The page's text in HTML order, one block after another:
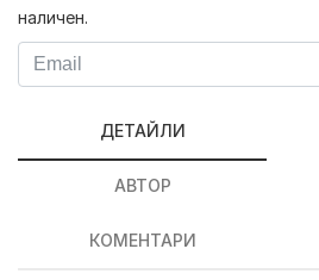
наличен.
ДЕТАЙЛИ
АВТОР
КОМЕНТАРИ